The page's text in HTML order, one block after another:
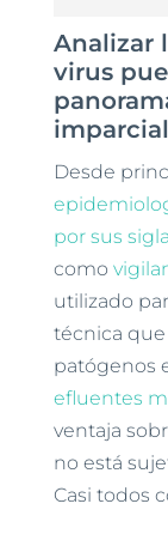
Analizar
virus
Desde
por sus
como
utilizado
técnica
patógenos
efluentes
ventaja
no está
Casi todos